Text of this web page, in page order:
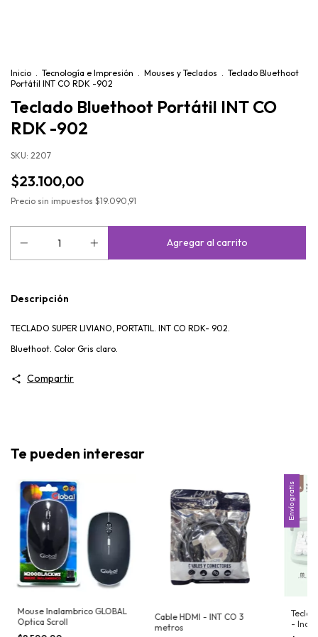
Inicio . Tecnología e Impresión . Mouses y Teclados . Teclado Bluethoot
Portátil INT CO RDK -902
Teclado Bluethoot Portátil INT CO
RDK -902
SKU: 2207
$23.100,00
Precio sin impuestos $19.090,91
Descripción
TECLADO SUPER LIVIANO, PORTATIL. INT CO RDK- 902.
Bluethoot. Color Gris claro.
Compartir
Te pueden interesar
Mouse Inalambrico GLOBAL
Optica Scroll
Cable HDMI - INT CO 3
metros
Envío gratis
-